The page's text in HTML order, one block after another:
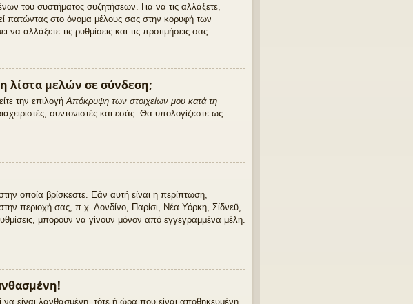
του συστήματος συζητήσεων. Για να τις αλλάξετε,
πατώντας στο όνομα μέλους σας στην κορυφή των
αλλάξετε τις ρυθμίσεις και τις προτιμήσεις σας.
λίστα μελών σε σύνδεση;
την επιλογή Απόκρυψη των στοιχείων μου κατά τη
συντονιστές και εσάς. Θα υπολογίζεστε ως
οποία βρίσκεστε. Εάν αυτή είναι η περίπτωση,
περιοχή σας, π.χ. Λονδίνο, Παρίσι, Νέα Υόρκη, Σίδνεϋ,
μπορούν να γίνουν μόνον από εγγεγραμμένα μέλη.
να είναι λανθασμένη, τότε ή ώρα που είναι αποθηκευμένη